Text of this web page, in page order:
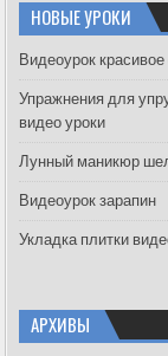
h
f
r
:
НОВЫЕ УРОКИ
Видеоурок красивое
Упражнения для
видео уроки
Лунный маникюр
Видеоурок зарапин
Укладка плитки
АРХИВЫ